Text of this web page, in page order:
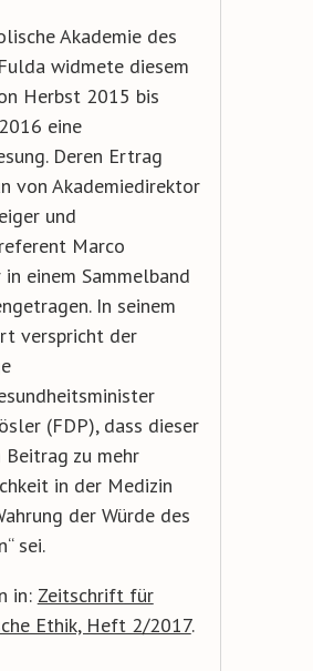
Akademie des
widmete diesem
Herbst 2015 bis
eine
Deren Ertrag
von Akademiedirektor
und
Marco
in einem Sammelband
In seinem
verspricht der
(FDP), dass dieser
Beitrag zu mehr
in der Medizin
der Würde des
sei.
in: Zeitschrift für
Ethik, Heft 2/2017.